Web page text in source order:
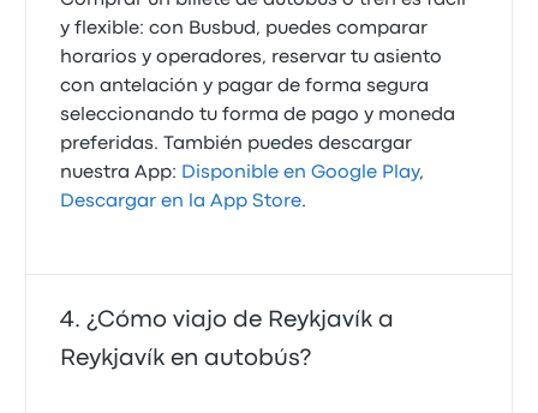
y flexible: con Busbud, puedes comparar
horarios y operadores, reservar tu asiento
con antelación y pagar de forma segura
seleccionando tu forma de pago y moneda
preferidas. También puedes descargar
nuestra App: Disponible en Google Play,
Descargar en la App Store.
¿Cómo viajo de Reykjavík a
Reykjavík en autobús?